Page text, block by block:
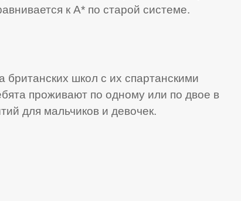
к А* по старой системе.
британских школ с их спартанскими
проживают по одному или по двое в
для мальчиков и девочек.